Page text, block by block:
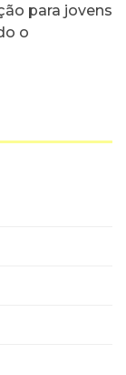
para jovens
o